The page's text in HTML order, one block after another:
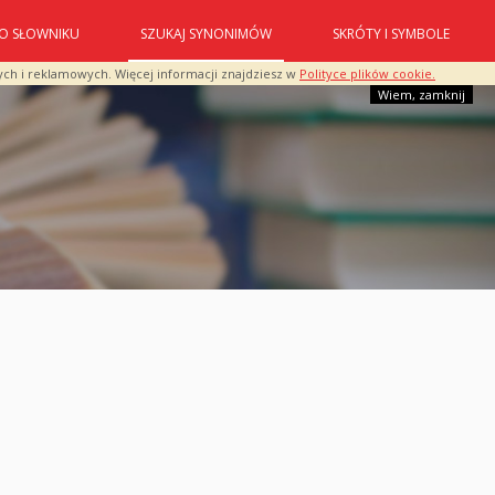
i reklamowych. Więcej informacji znajdziesz w Polityce plików cookie.
Wiem, zamknij
O SŁOWNIKU SZUKAJ SYNONIMÓW SKRÓTY I SYMBOLE